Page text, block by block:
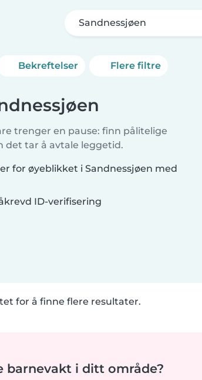
Sandnessjøen
Bekreftelser Flere filtre
trenger en pause: finn pålitelige
det tar å avtale leggetid.
for øyeblikket i Sandnessjøen med
ID-verifisering
for å finne flere resultater.
barnevakt i ditt område?